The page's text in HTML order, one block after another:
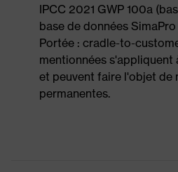
IPCC 2021 GWP 100a
base de données SimaPro
Portée : cradle-to-
mentionnées s'appliquent
et peuvent faire l'objet de
permanentes.